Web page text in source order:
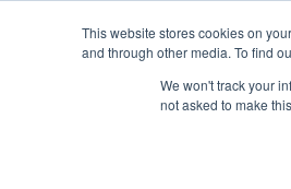
This website stores cookies on
and through other media. To find
We won't track your
not asked to make
Så